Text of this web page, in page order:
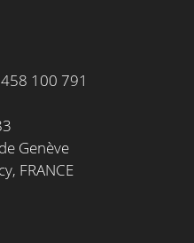
100 791
Genève
FRANCE